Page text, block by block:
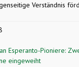
Verständnis
Esperanto-Pioniere:
eingeweiht